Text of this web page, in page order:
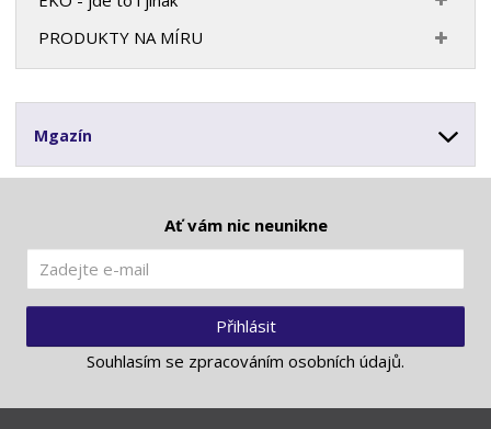
PRODUKTY NA MÍRU
Mgazín
Ať vám nic neunikne
Přihlásit
Souhlasím se zpracováním osobních údajů.